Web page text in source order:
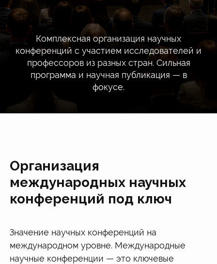
Комплексная организация научных
конференций с участием исследователей и
профессоров из разных стран. Сильная
программа и научная публикация — в
фокусе.
Организация
международных научных
конференций под ключ
Значение научных конференций на
международном уровне. Международные
научные конференции — это ключевые